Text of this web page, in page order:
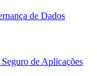
de Dados
de Aplicações